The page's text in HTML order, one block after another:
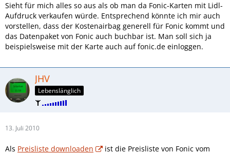
Sieht für mich alles so aus als ob man da Fonic-Karten mit Lidl-
Aufdruck verkaufen würde. Entsprechend könnte ich mir auch
vorstellen, dass der Kostenairbag generell für Fonic kommt und
das Datenpaket von Fonic auch buchbar ist. Man soll sich ja
beispielsweise mit der Karte auch auf fonic.de einloggen.
JHV
Lebenslänglich
13. Juli 2010
Als Preisliste downloaden
ist die Preisliste von Fonic vom